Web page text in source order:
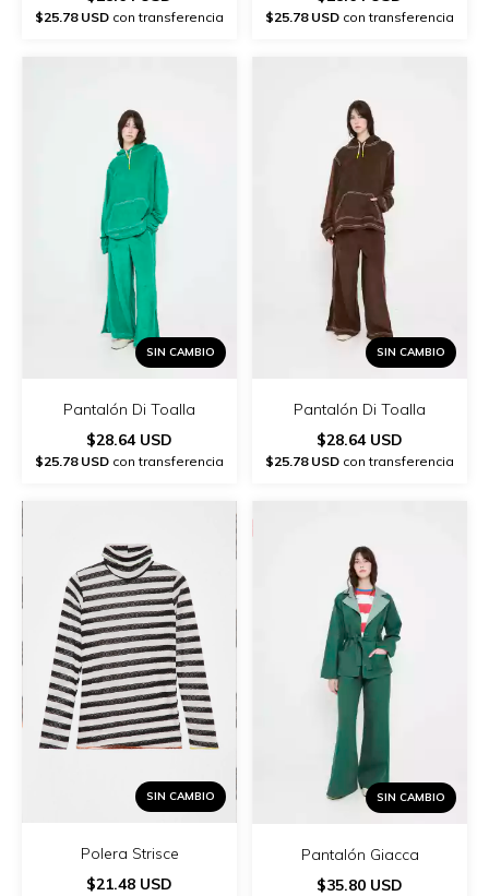
$25.78 USD con transferencia $25.78 USD con transferencia
SIN CAMBIO
Pantalón Di Toalla
$28.64 USD
$25.78 USD con transferencia
SIN CAMBIO
Pantalón Di Toalla
$28.64 USD
$25.78 USD con transferencia
SIN CAMBIO
Polera Strisce
$21.48 USD
SIN CAMBIO
Pantalón Giacca
$35.80 USD